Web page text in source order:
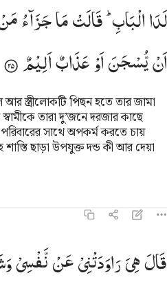
لَدَاالْبَابِ ؕ قَالَتْمَاجَزَآءُ
اَنْیُّسْجَنَاَوْعَذَابٌاَلِیْمٌ
স্ত্রীলোকটি পিছন হতে তার জামা
তারা দু’জনে দরজার কাছে
সাথে অপকর্ম করতে চায়
ছাড়া উপযুক্ত দন্ড কী আর দেয়া
قال هي راودتني عن نفسي وشهد
قَالَ هِىَ رَٰوَدَتْنِى عَن نَّفْسِى
قَالَهِیَرَاوَدَتْنِیْعَنْنَّفْسِیْ